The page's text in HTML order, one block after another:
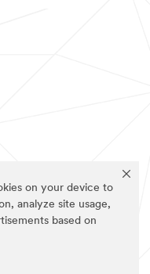
on your device to
analyze site usage,
based on